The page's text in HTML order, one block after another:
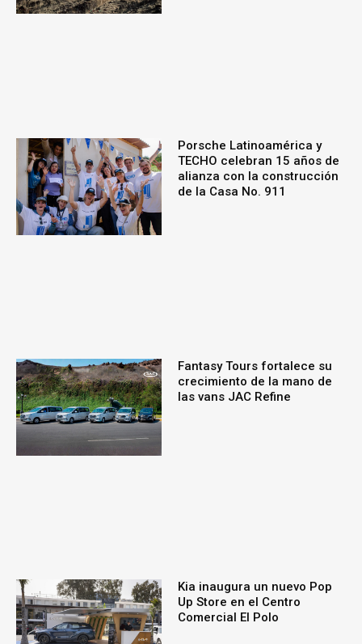
Porsche Latinoamérica y
TECHO celebran 15 años de
alianza con la construcción
de la Casa No. 911
Fantasy Tours fortalece su
crecimiento de la mano de
las vans JAC Refine
Kia inaugura un nuevo Pop
Up Store en el Centro
Comercial El Polo